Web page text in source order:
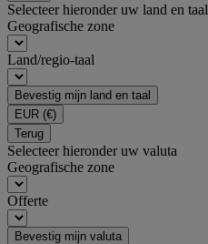
Selecteer hieronder uw land en taal
Geografische zone
Land/regio-taal
Bevestig mijn land en taal
EUR (€)
Terug
Selecteer hieronder uw valuta
Geografische zone
Offerte
Bevestig mijn valuta